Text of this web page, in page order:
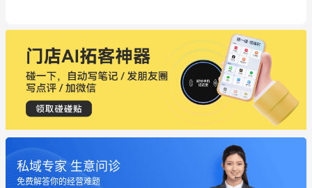
私域专家 生意问诊
免费解答你的经营难题